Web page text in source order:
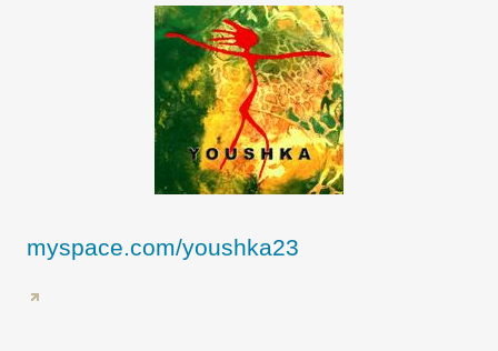
myspace.com/youshka23